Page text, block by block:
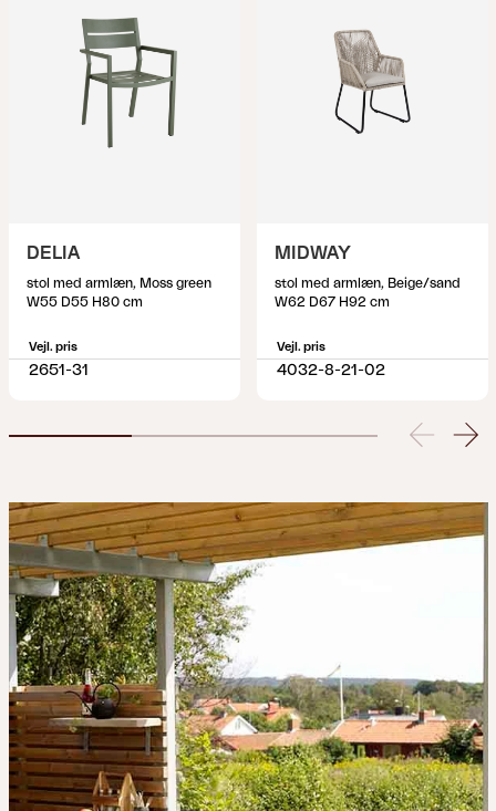
DELIA
stol med armlæn, Moss green
W55 D55 H80 cm
Vejl. pris
2651-31
MIDWAY
stol med armlæn, Beige/sand
W62 D67 H92 cm
Vejl. pris
4032-8-21-02